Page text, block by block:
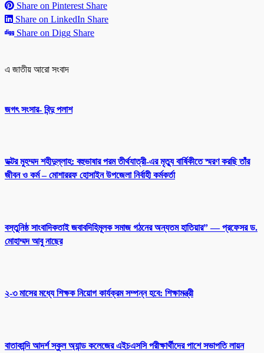
Share on Pinterest Share
Share on LinkedIn Share
Share on Digg Share
এ জাতীয় আরো সংবাদ
জগৎ সংসার- বিন্দু পলাশ
ডক্টর মুহম্মদ শহীদুল্লাহ: বহুভাষার পরম তীর্থযাত্রী-এর মৃত্যু বার্ষিকীতে স্মরণ করছি তাঁর
জীবন ও কর্ম – মোশাররফ হোসাইন উপজেলা নির্বাহী কর্মকর্তা
বস্তুনিষ্ঠ সাংবাদিকতাই জবাবদিহিমূলক সমাজ গঠনের অন্যতম হাতিয়ার” — প্রফেসর ড.
মোহাম্মদ আবু নাছের
২-৩ মাসের মধ্যে শিক্ষক নিয়োগ কার্যক্রম সম্পন্ন হবে: শিক্ষামন্ত্রী
বাতাকান্দি আদর্শ স্কুল অ্যান্ড কলেজের এইচএসসি পরীক্ষার্থীদের পাশে সভাপতি লায়ন